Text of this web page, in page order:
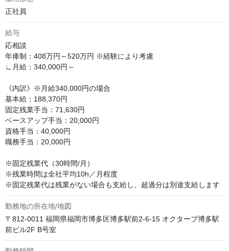
正社員
給与
応相談
年俸制：408万円～520万円 ※経験により考慮
∟月給：340,000円～
《内訳》※月給340,000円の場合
基本給：188,370円
固定残業手当：71,630円
ベースアップ手当：20,000円
資格手当：40,000円
職務手当：20,000円
※固定残業代（30時間/月）
※残業時間は全社平均10h／月程度
※固定残業代は残業がない場合も支給し、超過分は別途支給します
勤務地の所在地/地図
〒812-0011 福岡県福岡市博多区博多駅前2-6-15 オクターブ博多駅
前ビル2F B号室